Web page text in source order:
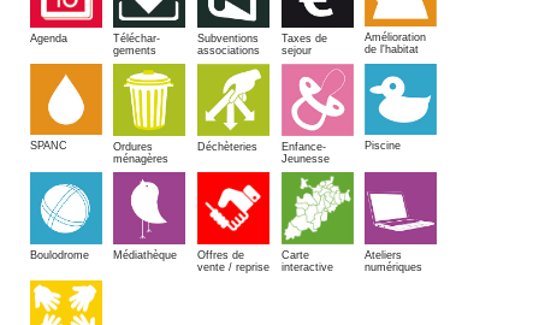
Agenda
Téléchar-
gements
Subventions
associations
Taxes de
sejour
Amélioration
de l'habitat
SPANC
Ordures
ménagères
Déchèteries
Enfance-
Jeunesse
Piscine
Boulodrome Médiathèque
Offres de
vente / reprise
Carte
interactive
Ateliers
numériques